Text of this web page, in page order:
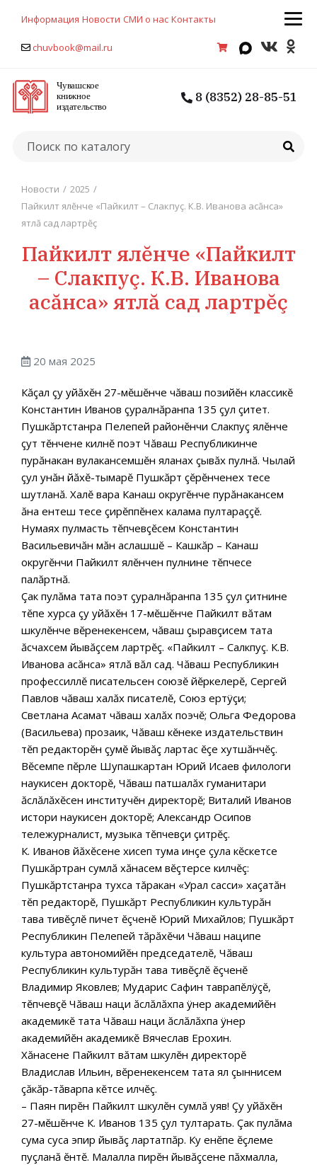
Информация Новости СМИ о нас Контакты
chuvbook@mail.ru
8 (8352) 28-85-51
Новости / 2025 /
Пайкилт ялĕнче «Пайкилт – Слакпуç. К.В. Иванова асăнса»
ятлă сад лартрĕç
Пайкилт ялĕнче «Пайкилт
– Слакпуç. К.В. Иванова
асăнса» ятлă сад лартрĕç
20 мая 2025
Кăçал çу уйăхĕн 27-мĕшĕнче чăваш позийĕн классикĕ
Константин Иванов çуралнăранпа 135 çул çитет.
Пушкăртстанра Пелепей районĕнчи Слакпуç ялĕнче
çут тĕнчене килнĕ поэт Чăваш Республикинче
пурăнакан вулакансемшĕн яланах çывăх пулнă. Чылай
çул унăн йăхĕ-тымарĕ Пушкăрт çĕрĕнченех тесе
шутланă. Халĕ вара Канаш округĕнче пурăнакансем
ăна ентеш тесе çирĕппĕнех калама пултараççĕ.
Нумаях пулмасть тĕпчевçĕсем Константин
Васильевичăн мăн аслашшĕ – Кашкăр – Канаш
округĕнчи Пайкилт ялĕнчен пулнине тĕпчесе
палăртнă.
Çак пулăма тата поэт çуралнăранпа 135 çул çитнине
тĕпе хурса çу уйăхĕн 17-мĕшĕнче Пайкилт вăтам
шкулĕнче вĕренекенсем, чăваш çыравçисем тата
ăсчахсем йывăçсем лартрĕç. «Пайкилт – Салкпуç. К.В.
Иванова асăнса» ятлă вăл сад. Чăваш Республикин
профессиллĕ писательсен союзĕ йĕркелерĕ, Сергей
Павлов чăваш халăх писателĕ, Союз ертÿçи;
Светлана Асамат чăваш халăх поэчĕ; Ольга Федорова
(Васильева) прозаик, Чăваш кĕнеке издательствин
тĕп редакторĕн çумĕ йывăç лартас ĕçе хутшăнчĕç.
Вĕсемпе пĕрле Шупашкартан Юрий Исаев филологи
наукисен докторĕ, Чăваш патшалăх гуманитари
ăслăлăхĕсен институчĕн директорĕ; Виталий Иванов
истори наукисен докторĕ; Александр Осипов
тележурналист, музыка тĕпчевçи çитрĕç.
К. Иванов йăхĕсене хисеп тума инçе çула кĕскетсе
Пушкăртран сумлă хăнасем вĕçтерсе килчĕç:
Пушкăртстанра тухса тăракан «Урал сасси» хаçатăн
тĕп редакторĕ, Пушкăрт Республикин культурăн
тава тивĕçлĕ пичет ĕçченĕ Юрий Михайлов; Пушкăрт
Республикин Пелепей тăрăхĕчи Чăваш наципе
культура автономийĕн председателĕ, Чăваш
Республикин культурăн тава тивĕçлĕ ĕçченĕ
Владимир Яковлев; Мударис Сафин таврапĕлÿçĕ,
тĕпчевçĕ Чăваш наци ăслăлăхпа ÿнер академийĕн
академикĕ тата Чăваш наци ăслăлăхпа ÿнер
академийĕн академикĕ Вячеслав Ерохин.
Хăнасене Пайкилт вăтам шкулĕн директорĕ
Владислав Ильин, вĕренекенсем тата ял çыннисем
çăкăр-тăварпа кĕтсе илчĕç.
– Паян пирĕн Пайкилт шкулĕн сумлă уяв! Çу уйăхĕн
27-мĕшĕнче К. Иванов 135 çул тултарать. Çак пулăма
сума суса эпир йывăç лартатпăр. Ку енĕпе ĕçлеме
пуçланă ĕнтĕ. Малалла пирĕн йывăçсене пăхмалла,